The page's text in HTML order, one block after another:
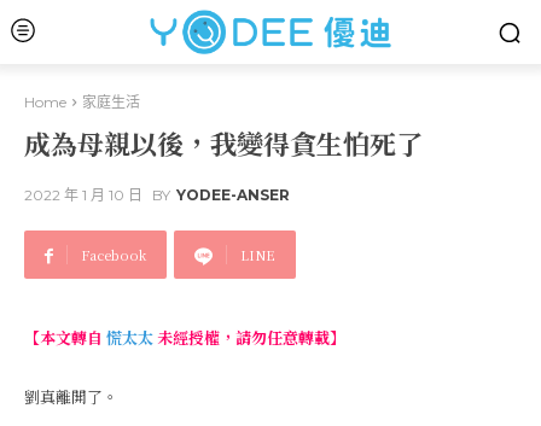
Home 家庭生活
成為母親以後，我變得貪生怕死了
2022 年 1 月 10 日 BY YODEE-ANSER
Facebook LINE
【本文轉自 慌太太未經授權，請勿任意轉載】
劉真離開了。